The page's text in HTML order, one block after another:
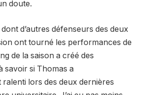
doute.
d’autres défenseurs des deux
ont tourné les performances de
de la saison a créé des
savoir si Thomas a
lors des deux dernières